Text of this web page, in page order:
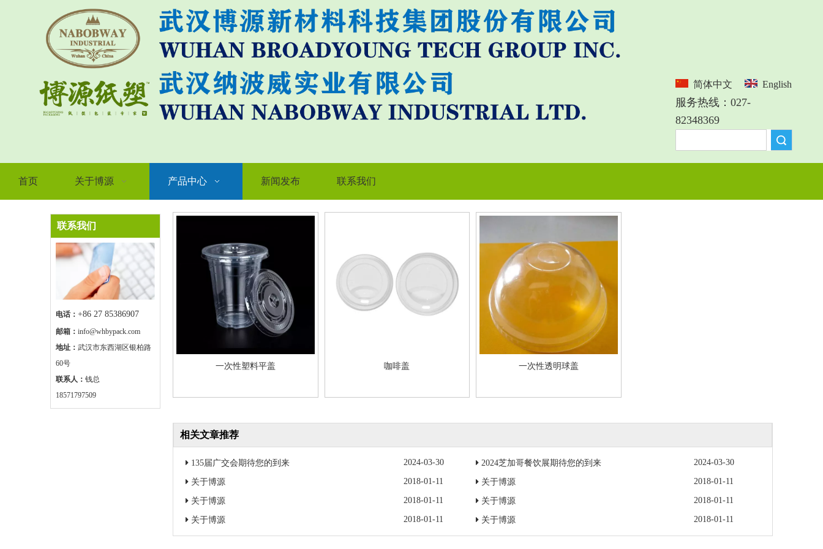
简体中文 English
服务热线：027-
82348369
首页 关于博源 产品中心 新闻发布 联系我们
联系我们
电话： +86 27 85386907
邮箱： info@whbypack.com
地址： 武汉市东西湖区银柏路
60号
联系人： 钱总
18571797509
一次性塑料平盖 咖啡盖 一次性透明球盖
相关文章推荐
135届广交会期待您的到来 2024-03-30 2024芝加哥餐饮展期待您的到来 2024-03-30
关于博源 2018-01-11 关于博源 2018-01-11
关于博源 2018-01-11 关于博源 2018-01-11
关于博源 2018-01-11 关于博源 2018-01-11